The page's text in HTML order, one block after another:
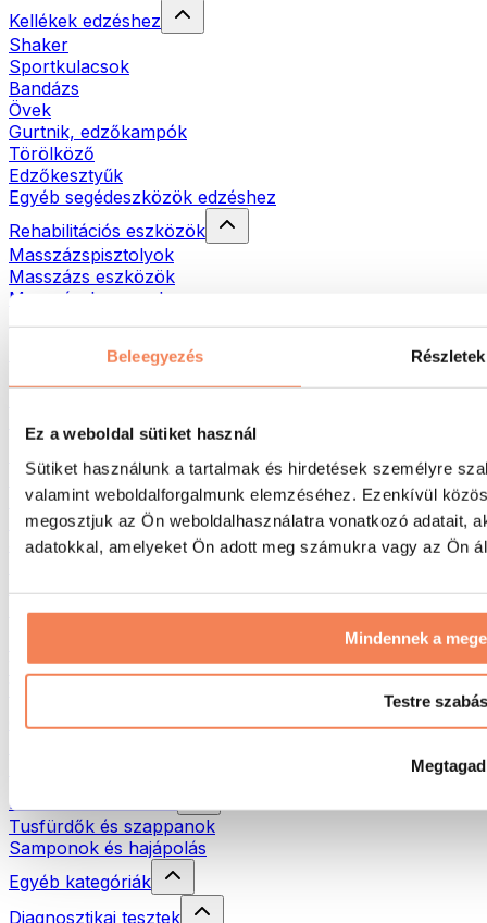
Beleegyezés Részletek
Ez a weboldal sütiket használ
Sütiket használunk a tartalmak és hirdetések személyre
valamint weboldalforgalmunk elemzéséhez. Ezenkívül
megosztjuk az Ön weboldalhasználatra vonatkozó adatait,
adatokkal, amelyeket Ön adott meg számukra vagy az Ön
Mindennek a
Testre szabás
Megtagad
Kellékek edzéshez
Shaker
Sportkulacsok
Bandázs
Övek
Gurtnik, edzőkampók
Törölköző
Edzőkesztyűk
Egyéb segédeszközök edzéshez
Rehabilitációs eszközök
Masszázspisztolyok
Masszázs eszközök
Masszázshengerek
Táskák & hátizsákok
Hátizsákok
Futás
Küzdősportok
Kerékpározás
Jóga és pilates
Úszás
Túrázás
Vörösfény-terápia
Öko háztartás
Natúrkozmetikumok
Tusfürdők és szappanok
Samponok és hajápolás
Egyéb kategóriák
Diagnosztikai tesztek